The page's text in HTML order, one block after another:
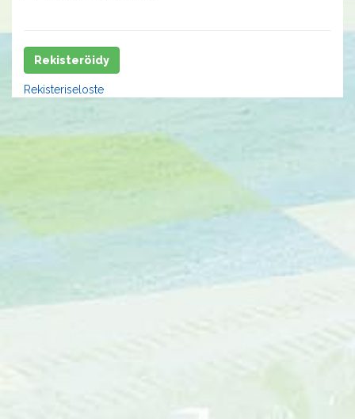
Rekisteröidy
Rekisteriseloste